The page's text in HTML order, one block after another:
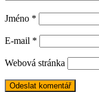
Jméno *
E-mail *
Webová stránka